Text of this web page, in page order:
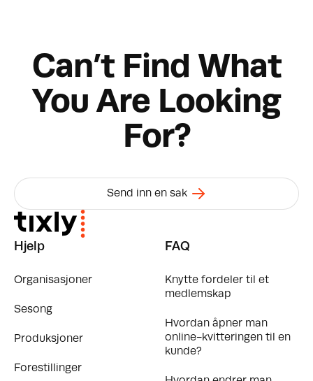
Can’t Find What
You Are Looking
For?
Send inn en sak
Hjelp
Organisasjoner
Sesong
Produksjoner
Forestillinger
FAQ
Knytte fordeler til et
medlemskap
Hvordan åpner man
online-kvitteringen til en
kunde?